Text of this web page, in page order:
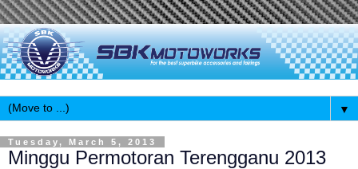
▼
Tuesday, March 5, 2013
Minggu Permotoran Terengganu 2013